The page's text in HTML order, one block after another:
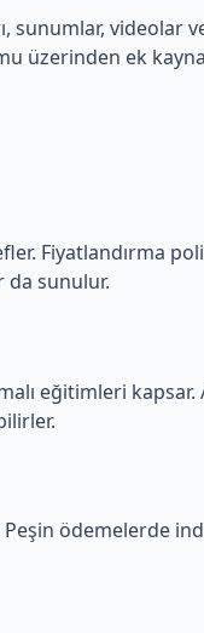
sunumlar,
üzerinden ek
Fiyatlandırma
da sunulur.
eğitimleri
Peşin ödemelerde